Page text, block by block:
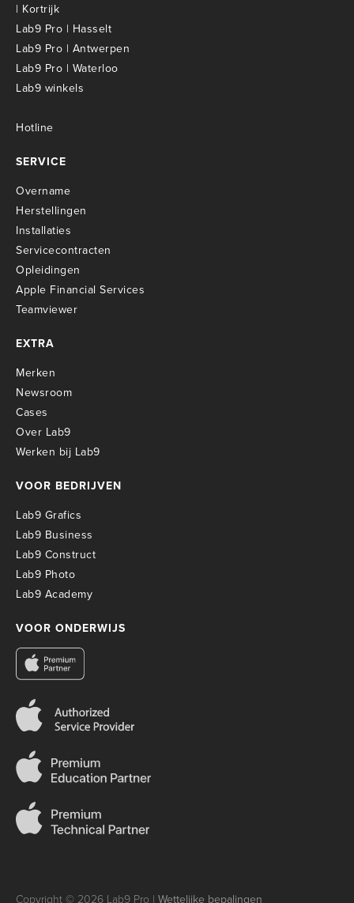
| Kortrijk
Lab9 Pro | Hasselt
Lab9 Pro | Antwerpen
Lab9 Pro | Waterloo
Lab9 winkels
Hotline
SERVICE
Overname
Herstellingen
Installaties
Servicecontracten
Opleidingen
Apple Financial Services
Teamviewer
EXTRA
Merken
Newsroom
Cases
Over Lab9
Werken bij Lab9
VOOR BEDRIJVEN
Lab9 Grafics
Lab9 Business
Lab9 Construct
Lab9 Photo
Lab9 Academy
VOOR ONDERWIJS
Copyright © 2026 Lab9 Pro | Wettelijke bepalingen